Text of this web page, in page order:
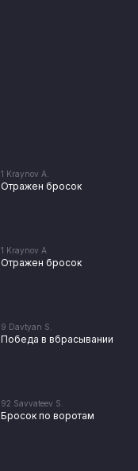
1 Kraynov A.
Отражен бросок
1 Kraynov A.
Отражен бросок
9 Davtyan S.
Победа в вбрасывании
92 Savvateev S.
Бросок по воротам